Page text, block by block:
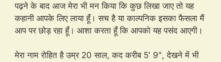
पढ़ने के बाद आज मेरा भी मन किया कि कुछ लिखा जाए तो यह
कहानी आपके लिए लाया हूँ। सच है या काल्पनिक इसका फैसला मैं
आप पर छोड़ रहा हूँ। आशा करता हूँ कि आपको यह पसंद आएगी।
मेरा नाम रोहित है उम्र 20 साल, कद करीब 5′ 9″, देखने में भी